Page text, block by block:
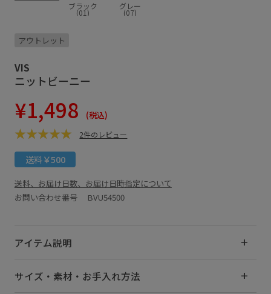
ブラック
(01)
グレー
(07)
アウトレット
VIS
ニットビーニー
¥1,498 (税込)
2件のレビュー
送料￥500
送料、お届け日数、お届け日時指定について
お問い合わせ番号 BVU54500
アイテム説明
サイズ・素材・お手入れ方法